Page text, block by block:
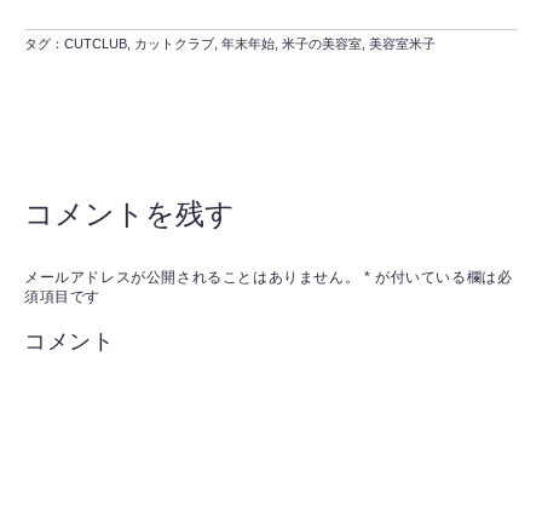
タグ： CUTCLUB カットクラブ 年末年始 米子の美容室 美容室米子
コメントを残す
メールアドレスが公開されることはありません。 * が付いている欄は必
須項目です
コメント